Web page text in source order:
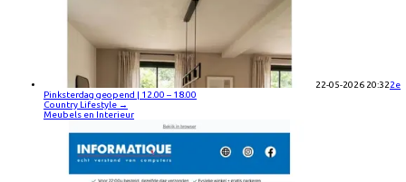
22-05-2026 20:322e
Pinksterdag geopend | 12.00 – 18.00
Country Lifestyle →
Meubels en Interieur